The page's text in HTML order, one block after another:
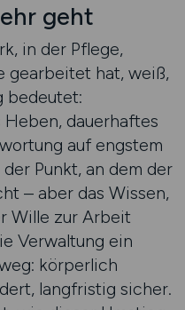
geht
in der Pflege,
gearbeitet hat, weiß,
bedeutet:
dauerhaftes
auf engstem
Punkt, an dem der
– aber das Wissen,
Wille zur Arbeit
Verwaltung ein
körperlich
langfristig sicher.